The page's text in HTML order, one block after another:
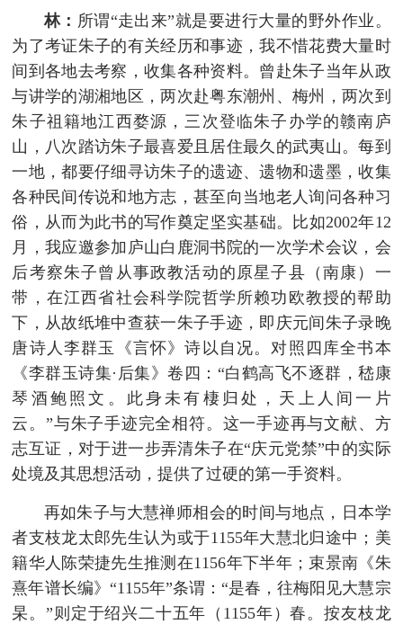
林： 所谓“走出来”就是要进行大量的野外作业。
为了考证朱子的有关经历和事迹，我不惜花费大量时
间到各地去考察，收集各种资料。曾赴朱子当年从政
与讲学的湖湘地区，两次赴粤东潮州、梅州，两次到
朱子祖籍地江西婺源，三次登临朱子办学的赣南庐
山，八次踏访朱子最喜爱且居住最久的武夷山。每到
一地，都要仔细寻访朱子的遗迹、遗物和遗墨，收集
各种民间传说和地方志，甚至向当地老人询问各种习
俗，从而为此书的写作奠定坚实基础。比如2002年12
月，我应邀参加庐山白鹿洞书院的一次学术会议，会
后考察朱子曾从事政教活动的原星子县（南康）一
带，在江西省社会科学院哲学所赖功欧教授的帮助
下，从故纸堆中查获一朱子手迹，即庆元间朱子录晚
唐诗人李群玉《言怀》诗以自况。对照四库全书本
《李群玉诗集·后集》卷四：“白鹤高飞不逐群，嵇康
琴酒鲍照文。此身未有棲归处，天上人间一片
云。”与朱子手迹完全相符。这一手迹再与文献、方
志互证，对于进一步弄清朱子在“庆元党禁”中的实际
处境及其思想活动，提供了过硬的第一手资料。
再如朱子与大慧禅师相会的时间与地点，日本学
者支枝龙太郎先生认为或于1155年大慧北归途中；美
籍华人陈荣捷先生推测在1156年下半年；束景南《朱
熹年谱长编》“1155年”条谓：“是春，往梅阳见大慧宗
杲。”则定于绍兴二十五年（1155年）春。按友枝龙